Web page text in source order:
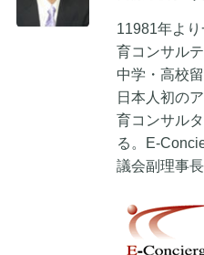
11981年よ
育コンサル
中学・高校
日本人初の
育コンサル
る。E-
議会副理事長